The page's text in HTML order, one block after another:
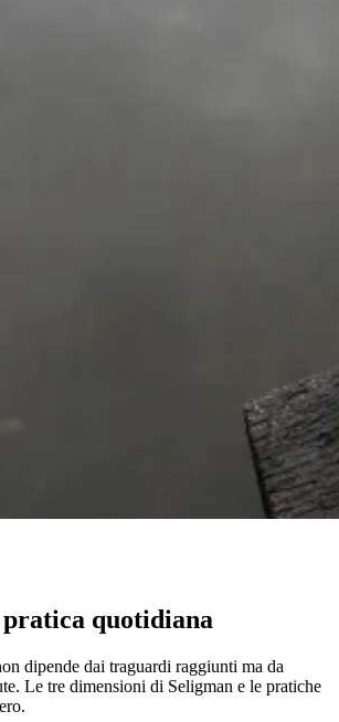
quotidiana
dipende dai traguardi raggiunti ma da
Le tre dimensioni di Seligman e le pratiche